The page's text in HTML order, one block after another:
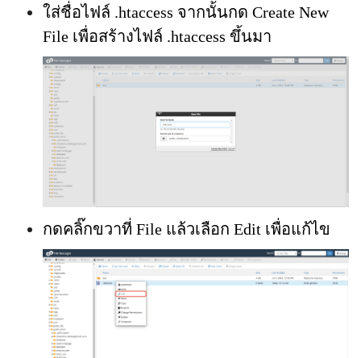
ใส่ชื่อไฟล์ .htaccess จากนั้นกด Create New
File เพื่อสร้างไฟล์ .htaccess ขึ้นมา
กดคลิ๊กขวาที่ File แล้วเลือก Edit เพื่อแก้ไข